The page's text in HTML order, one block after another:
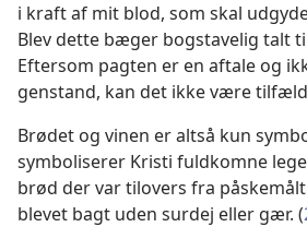
i kraft af mit blod, som skal
Blev dette bæger bogstavelig talt
Eftersom pagten er en aftale og
genstand, kan det ikke være
Brødet og vinen er altså kun
symboliserer Kristi fuldkomne
brød der var tilovers fra
blevet bagt uden surdej eller gær. (